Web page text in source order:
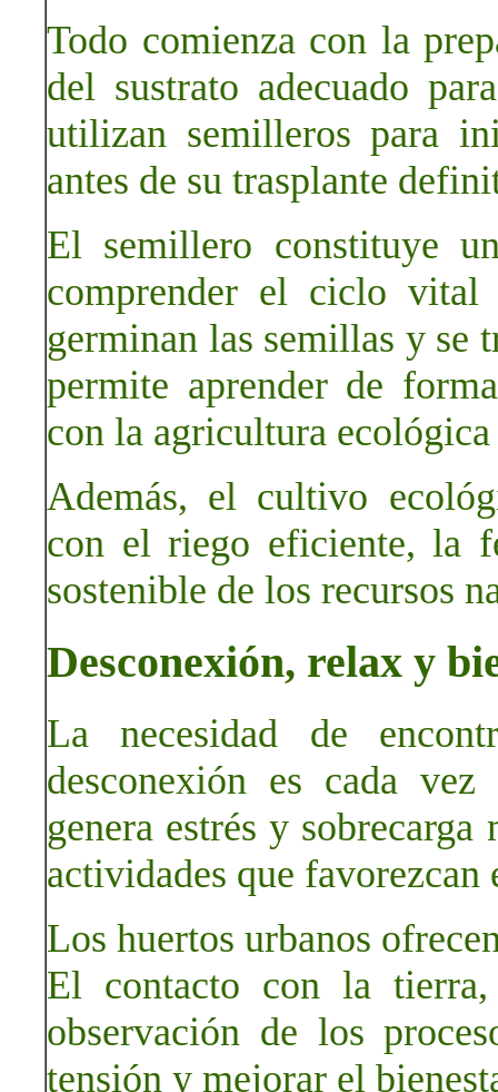
Todo comienza con la
del sustrato adecuado
utilizan semilleros para
antes de su trasplante
El semillero constituye
comprender el ciclo
germinan las semillas y se
permite aprender de
con la agricultura
Además, el cultivo
con el riego eficiente, la
sostenible de los recursos
Desconexión, relax y
La necesidad de
desconexión es cada
genera estrés y
actividades que
Los huertos urbanos
El contacto con la
observación de los
tensión y mejorar el